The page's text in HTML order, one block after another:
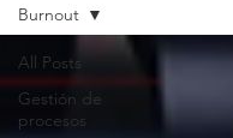
All Posts
Gestión de
procesos
Burnout